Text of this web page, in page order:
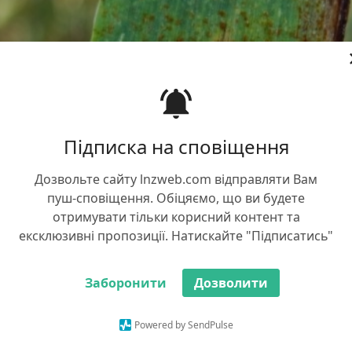
Підписка на сповіщення
Дозвольте сайту lnzweb.com відправляти Вам
пуш-сповіщення. Обіцяємо, що ви будете
отримувати тільки корисний контент та
ексклюзивні пропозиції. Натискайте "Підписатись"
Заборонити Дозволити
Powered by SendPulse